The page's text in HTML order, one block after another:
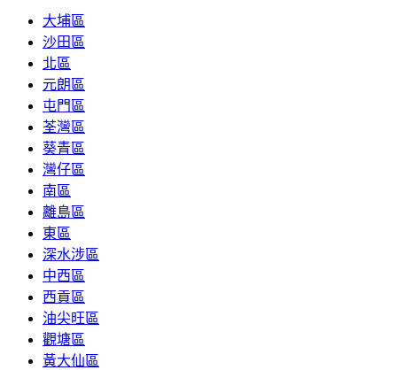
大埔區
沙田區
北區
元朗區
屯門區
荃灣區
葵青區
灣仔區
南區
離島區
東區
深水涉區
中西區
西貢區
油尖旺區
觀塘區
黃大仙區